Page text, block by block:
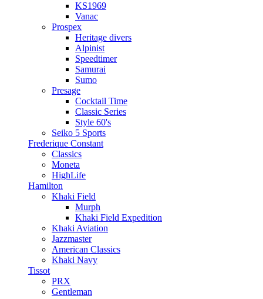
KS1969
Vanac
Prospex
Heritage divers
Alpinist
Speedtimer
Samurai
Sumo
Presage
Cocktail Time
Classic Series
Style 60's
Seiko 5 Sports
Frederique Constant
Classics
Moneta
HighLife
Hamilton
Khaki Field
Murph
Khaki Field Expedition
Khaki Aviation
Jazzmaster
American Classics
Khaki Navy
Tissot
PRX
Gentleman